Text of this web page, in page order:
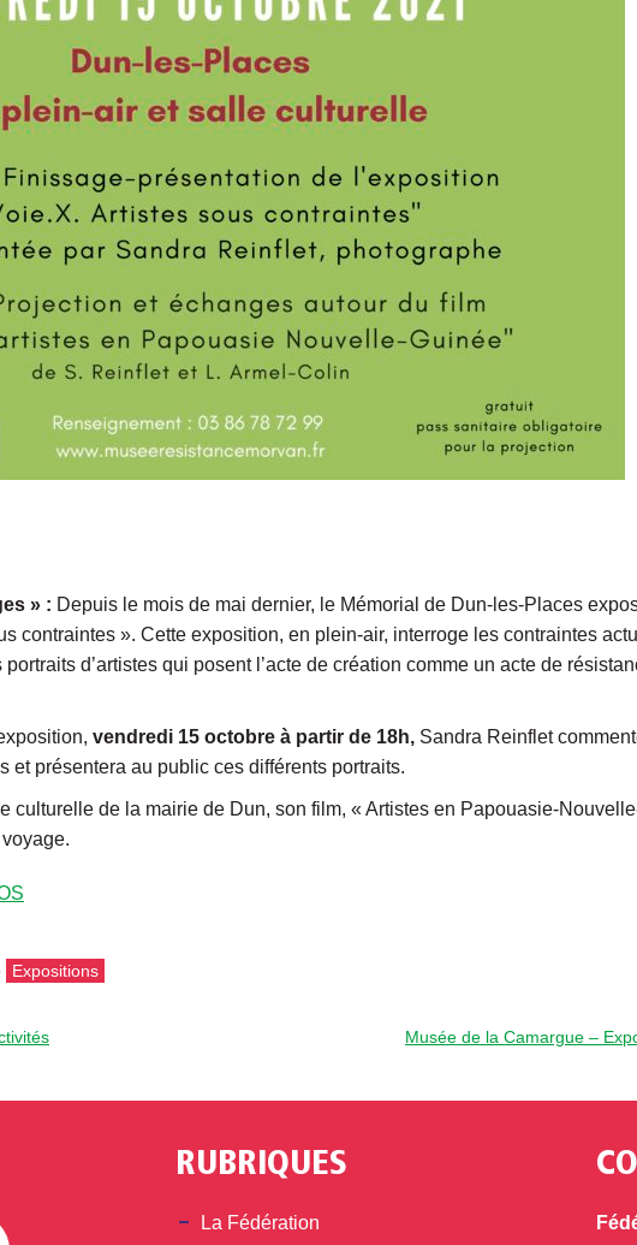
» : Depuis le mois de mai dernier, le Mémorial de Dun-les-Places
contraintes ». Cette exposition, en plein-air, interroge les contraintes
d’artistes qui posent l’acte de création comme un acte de
vendredi 15 octobre à partir de 18h, Sandra Reinflet
et présentera au public ces différents portraits.
culturelle de la mairie de Dun, son film, « Artistes en Papouasie-
Expositions
Musée de la Camargue –
RUBRIQUES
La Fédération